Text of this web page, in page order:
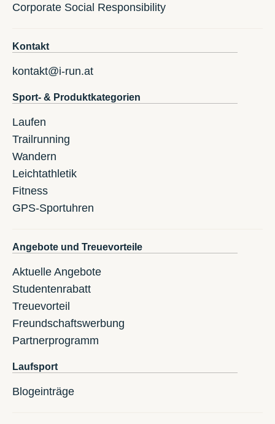
Corporate Social Responsibility
Kontakt
kontakt@i-run.at
Sport- & Produktkategorien
Laufen
Trailrunning
Wandern
Leichtathletik
Fitness
GPS-Sportuhren
Angebote und Treuevorteile
Aktuelle Angebote
Studentenrabatt
Treuevorteil
Freundschaftswerbung
Partnerprogramm
Laufsport
Blogeinträge